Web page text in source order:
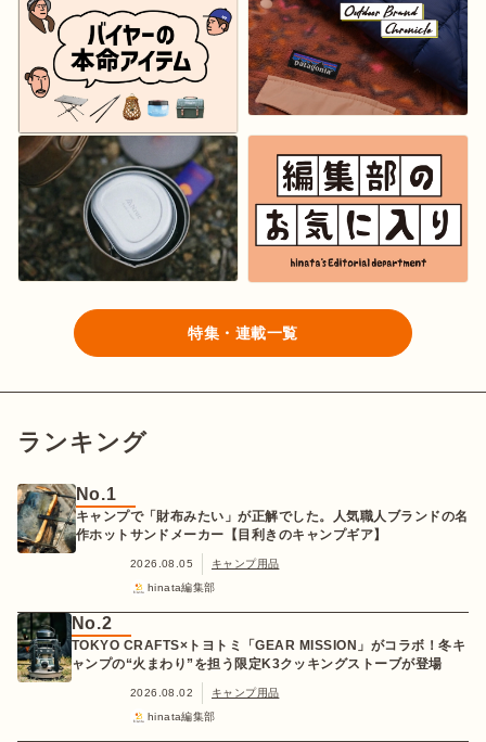
特集・連載一覧
ランキング
No.1
キャンプで「財布みたい」が正解でした。人気職人ブランドの名
作ホットサンドメーカー【目利きのキャンプギア】
2026.08.05
キャンプ用品
hinata編集部
No.2
TOKYO CRAFTS×トヨトミ「GEAR MISSION」がコラボ！冬キ
ャンプの“火まわり”を担う限定K3クッキングストーブが登場
2026.08.02
キャンプ用品
hinata編集部